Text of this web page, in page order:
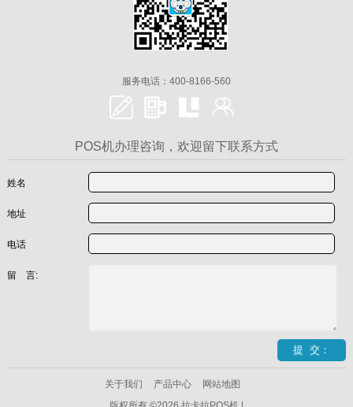
服务电话：400-8166-560
POS机办理咨询，欢迎留下联系方式
姓名
地址
电话
留 言:
关于我们 产品中心
网站地图